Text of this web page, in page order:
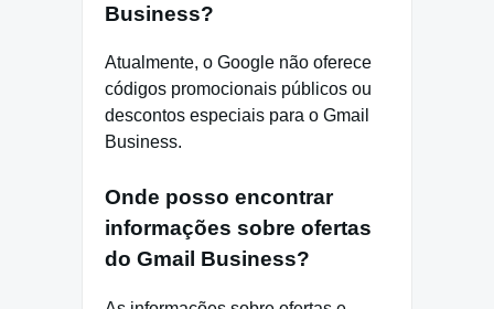
Business?
Atualmente, o Google não oferece
códigos promocionais públicos ou
descontos especiais para o Gmail
Business.
Onde posso encontrar
informações sobre ofertas
do Gmail Business?